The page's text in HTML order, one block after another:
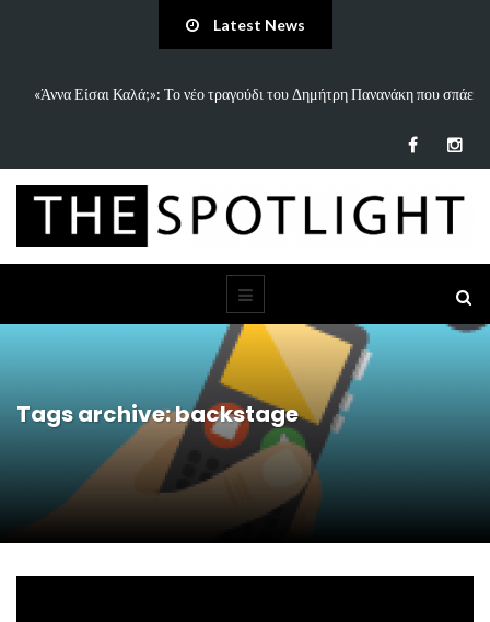
Latest News
«Άννα Είσαι Καλά;»: Το νέο τραγούδι του Δημήτρη Πανανάκη που σπάει
Tags archive: backstage